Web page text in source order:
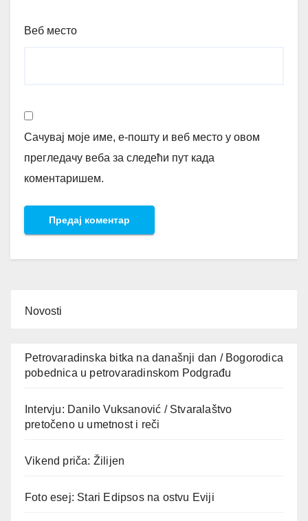
Веб место
Сачувај моје име, е-пошту и веб место у овом
прегледачу веба за следећи пут када
коментаришем.
Novosti
Petrovaradinska bitka na današnji dan / Bogorodica
pobednica u petrovaradinskom Podgrađu
Intervju: Danilo Vuksanović / Stvaralaštvo
pretočeno u umetnost i reči
Vikend priča: Žilijen
Foto esej: Stari Edipsos na ostvu Eviji